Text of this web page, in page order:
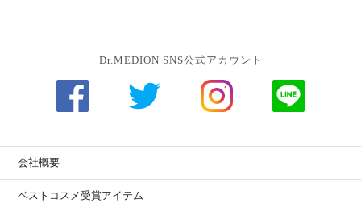
Dr.MEDION SNS公式アカウント
会社概要
ベストコスメ受賞アイテム